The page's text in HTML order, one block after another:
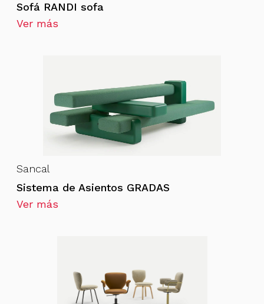
Sofá RANDI sofa
Ver más
Sancal
Sistema de Asientos GRADAS
Ver más